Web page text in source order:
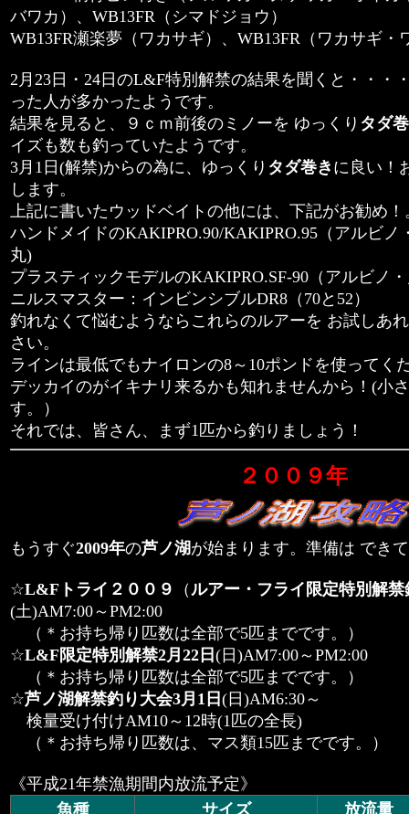
バワカ）、WB13FR（シマドジョウ）
WB13FR瀬楽夢（ワカサギ）、WB13FR（ワカサギ・
2月23日・24日のL&F特別解禁の結果を聞くと・・・
った人が多かったようです。
結果を見ると、９ｃｍ前後のミノーを ゆっくり タダ
イズも数も釣っていたようです。
3月1日(解禁)からの為に、ゆっくり タダ巻き に良い！
します。
上記に書いたウッドベイトの他には、下記がお勧め！
ハンドメイドのKAKIPRO.90/KAKIPRO.95（アルビノ
丸)
プラスティックモデルのKAKIPRO.SF-90（アルビノ
ニルスマスター：インビンシブルDR8（70と52）
釣れなくて悩むようならこれらのルアーを お試しあ
さい。
ラインは最低でもナイロンの8～10ポンドを使ってく
デッカイのがイキナリ来るかも知れませんから！(小
す。）
それでは、皆さん、まず1匹から釣りましょう！
２００９年
もうすぐ2009年の芦ノ湖が始まります。準備は でき
☆L&Fトライ２００９ （ ルアー・フライ限定特別解
(土)AM7:00～PM2:00
（＊お持ち帰り匹数は全部で5匹までです。）
☆L&F限定特別解禁2月22日 (日)AM7:00～PM2:00
（＊お持ち帰り匹数は全部で5匹までです。）
☆芦ノ湖解禁釣り大会3月1日 (日)AM6:30～
検量受け付けAM10～12時(1匹の全長)
（＊お持ち帰り匹数は、マス類15匹までです。）
《平成21年禁漁期間内放流予定》
魚種
サイズ
放流量